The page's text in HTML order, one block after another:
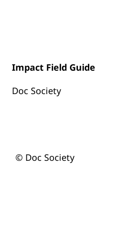
Impact Field Guide
Doc Society
© Doc Society